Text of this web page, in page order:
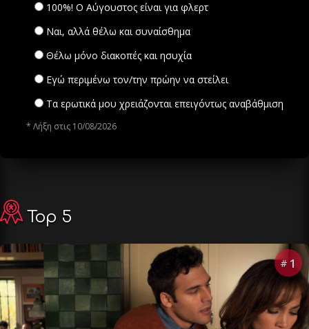
100%! Ο Αύγουστος είναι για φλερτ
Ναι, αλλά θέλω και συναίσθημα
Θέλω μόνο διακοπές και ησυχία
Εγώ περιμένω τον/την πρώην να στείλει
Τα ερωτικά μου χρειάζονται επειγόντως αναβάθμιση
* Λήξη στις 10/08/2026
Top 5
# 1